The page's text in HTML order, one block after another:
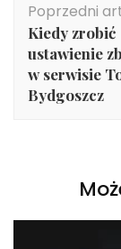
wpisu
Poprzedni
Kiedy zrobić
ustawienie
w serwisie
Bydgoszcz